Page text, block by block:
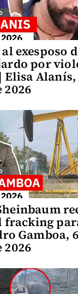
exesposo
por
Alanís,
2026
fracking
Gamboa,
2026